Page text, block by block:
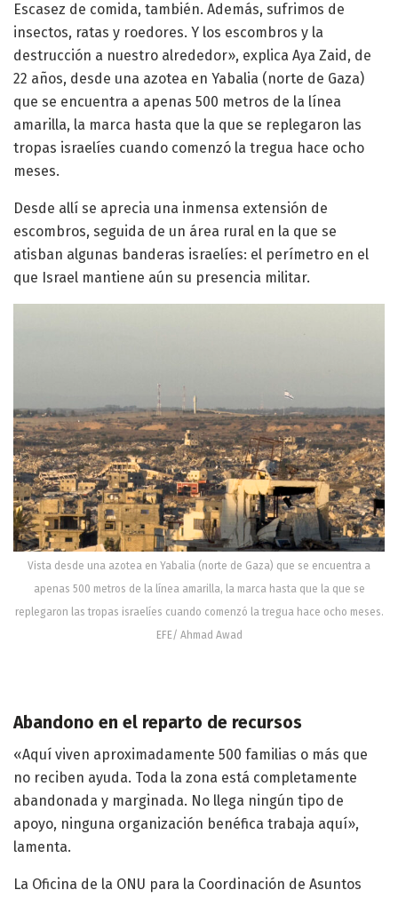
Escasez de comida, también. Además, sufrimos de
insectos, ratas y roedores. Y los escombros y la
destrucción a nuestro alrededor», explica Aya Zaid, de
22 años, desde una azotea en Yabalia (norte de Gaza)
que se encuentra a apenas 500 metros de la línea
amarilla, la marca hasta que la que se replegaron las
tropas israelíes cuando comenzó la tregua hace ocho
meses.
Desde allí se aprecia una inmensa extensión de
escombros, seguida de un área rural en la que se
atisban algunas banderas israelíes: el perímetro en el
que Israel mantiene aún su presencia militar.
Vista desde una azotea en Yabalia (norte de Gaza) que se encuentra a
apenas 500 metros de la línea amarilla, la marca hasta que la que se
replegaron las tropas israelíes cuando comenzó la tregua hace ocho meses.
EFE/ Ahmad Awad
Abandono en el reparto de recursos
«Aquí viven aproximadamente 500 familias o más que
no reciben ayuda. Toda la zona está completamente
abandonada y marginada. No llega ningún tipo de
apoyo, ninguna organización benéfica trabaja aquí»,
lamenta.
La Oficina de la ONU para la Coordinación de Asuntos